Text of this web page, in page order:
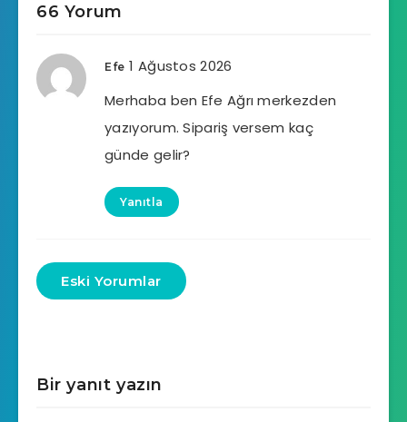
66 Yorum
Efe 1 Ağustos 2026
Merhaba ben Efe Ağrı merkezden
yazıyorum. Sipariş versem kaç
günde gelir?
Yanıtla
Eski Yorumlar
Bir yanıt yazın